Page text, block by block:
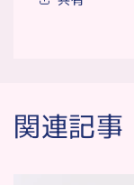
関連記事